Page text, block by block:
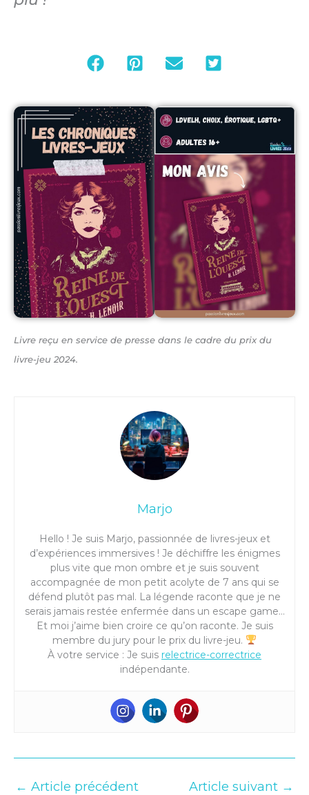
Livre reçu en service de presse dans le cadre du prix du
livre-jeu 2024.
Marjo
Hello ! Je suis Marjo, passionnée de livres-jeux et
d’expériences immersives ! Je déchiffre les énigmes
plus vite que mon ombre et je suis souvent
accompagnée de mon petit acolyte de 7 ans qui se
défend plutôt pas mal. La légende raconte que je ne
serais jamais restée enfermée dans un escape game…
Et moi j’aime bien croire ce qu’on raconte. Je suis
membre du jury pour le prix du livre-jeu.
À votre service : Je suis relectrice-correctrice
indépendante.
← Article précédent Article suivant →